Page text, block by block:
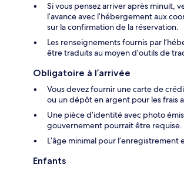
Si vous pensez arriver après minuit,
l’avance avec l’hébergement aux
sur la confirmation de la réservation.
Les renseignements fournis par
être traduits au moyen d’outils de
Obligatoire à l’arrivée
Vous devez fournir une carte de
ou un dépôt en argent pour les frais
Une pièce d’identité avec photo
gouvernement pourrait être requise.
L’âge minimal pour l’enregistrement
Enfants